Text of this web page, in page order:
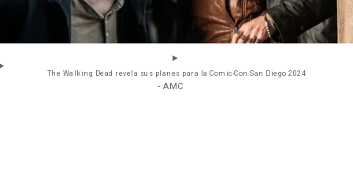
The Walking Dead revela sus planes para la Comic-Con San Diego 2024
- AMC